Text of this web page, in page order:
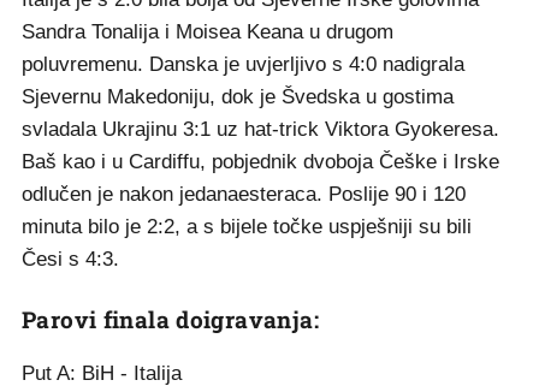
Sandra Tonalija i Moisea Keana u drugom
poluvremenu. Danska je uvjerljivo s 4:0 nadigrala
Sjevernu Makedoniju, dok je Švedska u gostima
svladala Ukrajinu 3:1 uz hat-trick Viktora Gyokeresa.
Baš kao i u Cardiffu, pobjednik dvoboja Češke i Irske
odlučen je nakon jedanaesteraca. Poslije 90 i 120
minuta bilo je 2:2, a s bijele točke uspješniji su bili
Česi s 4:3.
Parovi finala doigravanja:
Put A: BiH - Italija